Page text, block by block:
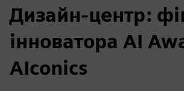
Дизайн-центр:
інноватора AI
AIconics